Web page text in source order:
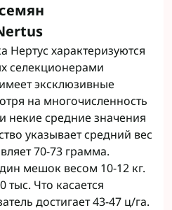
Нертус характеризуются
селекционерами
эксклюзивные
на многочисленность
некие средние значения
указывает средний вес
70-73 грамма.
мешок весом 10-12 кг.
тыс. Что касается
достигает 43-47 ц/га.